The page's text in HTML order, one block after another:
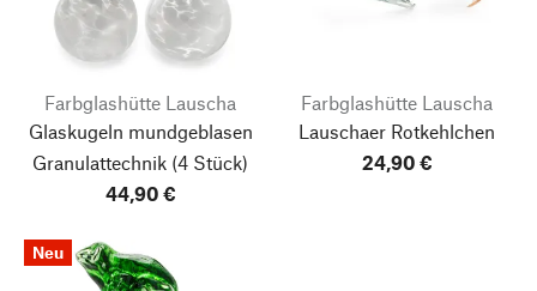
Farbglashütte Lauscha
Glaskugeln mundgeblasen
Granulattechnik (4 Stück)
44,90 €
Farbglashütte Lauscha
Lauschaer Rotkehlchen
24,90 €
Neu